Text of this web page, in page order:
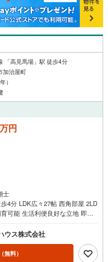
で住宅ローンのご相談、資金計
却のご相談・査定も無料で受付
ゥ鹿児島中央の南日本ハウスに
「高見馬場」駅 徒歩4分
加治屋町
）
円
士
4分 LDK広々27帖 西角部屋 2LD
可能 生活利便良好な立地 即日
で徒歩3分（約200m）・市電/
約250m）・セブンイレブン加
260m）・市電/甲東中学校前電停
ウス株式会社
（無料）